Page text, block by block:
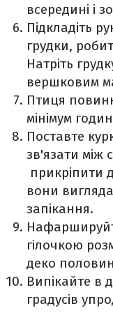
всередині і
Підкладіть
грудки,
Натріть
вершковим
Птиця
мінімум
Поставте
зв'язати між
прикріпити
вони
запікання.
гілочкою
деко
Випікайте в
градусів